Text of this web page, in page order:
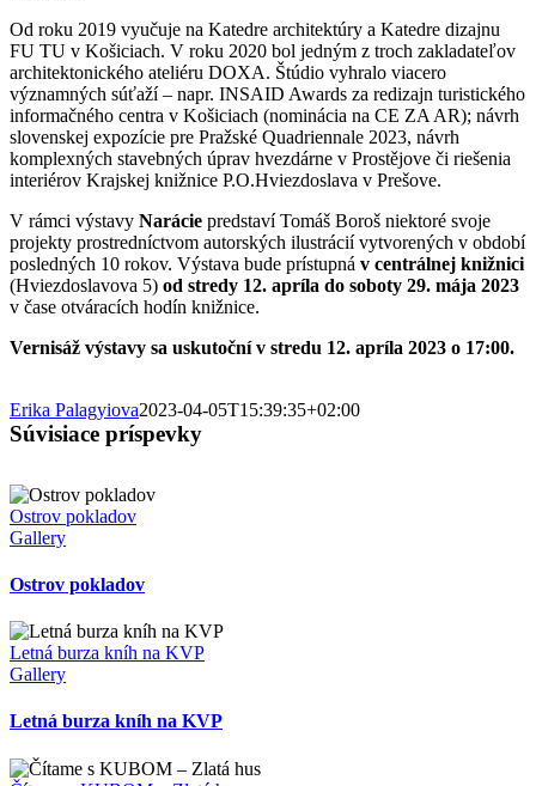
Od roku 2019 vyučuje na Katedre architektúry a Katedre dizajnu
FU TU v Košiciach. V roku 2020 bol jedným z troch zakladateľov
architektonického ateliéru DOXA. Štúdio vyhralo viacero
významných súťaží – napr. INSAID Awards za redizajn turistického
informačného centra v Košiciach (nominácia na CE ZA AR); návrh
slovenskej expozície pre Pražské Quadriennale 2023, návrh
komplexných stavebných úprav hvezdárne v Prostějove či riešenia
interiérov Krajskej knižnice P.O.Hviezdoslava v Prešove.
V rámci výstavy Narácie predstaví Tomáš Boroš niektoré svoje
projekty prostredníctvom autorských ilustrácií vytvorených v období
posledných 10 rokov. Výstava bude prístupná v centrálnej knižnici
(Hviezdoslavova 5) od stredy 12. apríla do soboty 29. mája 2023
v čase otváracích hodín knižnice.
Vernisáž výstavy sa uskutoční v stredu 12. apríla 2023 o 17:00.
Erika Palagyiova2023-04-05T15:39:35+02:00
Súvisiace príspevky
Ostrov pokladov
Gallery
Ostrov pokladov
Letná burza kníh na KVP
Gallery
Letná burza kníh na KVP